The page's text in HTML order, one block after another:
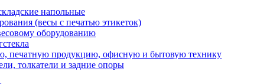
напольные
(весы с печатью этикеток)
оборудованию
печатную продукцию, офисную и бытовую технику
толкатели и задние опоры